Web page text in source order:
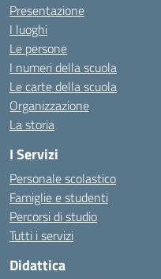
Presentazione
I luoghi
Le persone
I numeri della scuola
Le carte della scuola
Organizzazione
La storia
I Servizi
Personale scolastico
Famiglie e studenti
Percorsi di studio
Tutti i servizi
Didattica